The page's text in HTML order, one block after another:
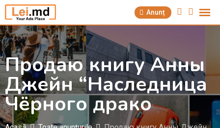
Săriți
la
conținut
Anunț
Продаю книгу Анны
Джейн “Наследница
Чёрного драко